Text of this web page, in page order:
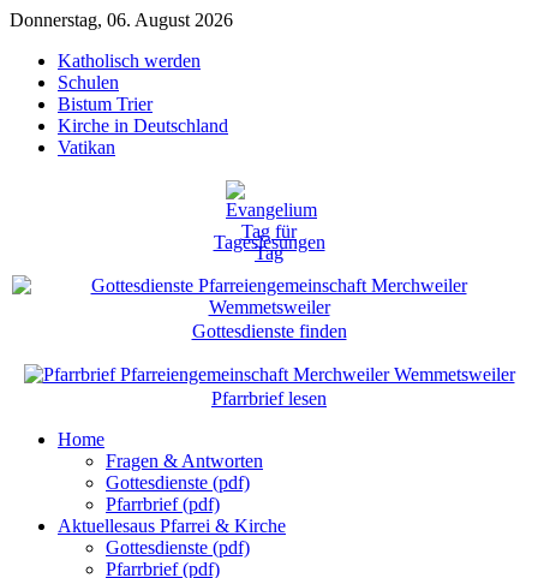
Donnerstag, 06. August 2026
Katholisch werden
Schulen
Bistum Trier
Kirche in Deutschland
Vatikan
Tageslesungen
Gottesdienste finden
Pfarrbrief lesen
Home
Fragen & Antworten
Gottesdienste (pdf)
Pfarrbrief (pdf)
Aktuellesaus Pfarrei & Kirche
Gottesdienste (pdf)
Pfarrbrief (pdf)